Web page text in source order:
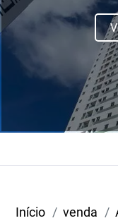
Início venda